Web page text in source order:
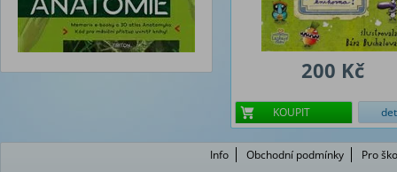
200 Kč
KOUPIT
Info Obchodní podmínky Pro